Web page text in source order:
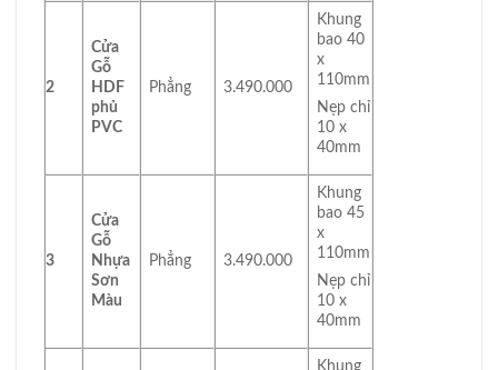
2
Cửa
Gỗ
HDF
phủ
PVC
Phẳng 3.490.000
Khung
bao 40
x
110mm
Nẹp chỉ
10 x
40mm
3
Cửa
Gỗ
Nhựa
Sơn
Màu
Phẳng 3.490.000
Khung
bao 45
x
110mm
Nẹp chỉ
10 x
40mm
Khung